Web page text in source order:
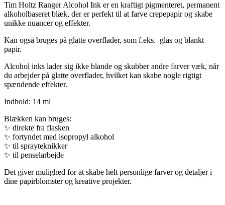
Tim Holtz Ranger Alcohol Ink er en kraftigt pigmenteret, permanent
alkoholbaseret blæk, der er perfekt til at farve crepepapir og skabe
unikke nuancer og effekter.
Kan også bruges på glatte overflader, som f.eks. glas og blankt
papir.
Alcohol inks lader sig ikke blande og skubber andre farver væk, når
du arbejder på glatte overflader, hvilket kan skabe nogle rigtigt
spændende effekter.
Indhold: 14 ml
Blækken kan bruges:
✨ direkte fra flasken
✨ fortyndet med isopropyl alkohol
✨ til sprayteknikker
✨ til penselarbejde
Det giver mulighed for at skabe helt personlige farver og detaljer i
dine papirblomster og kreative projekter.